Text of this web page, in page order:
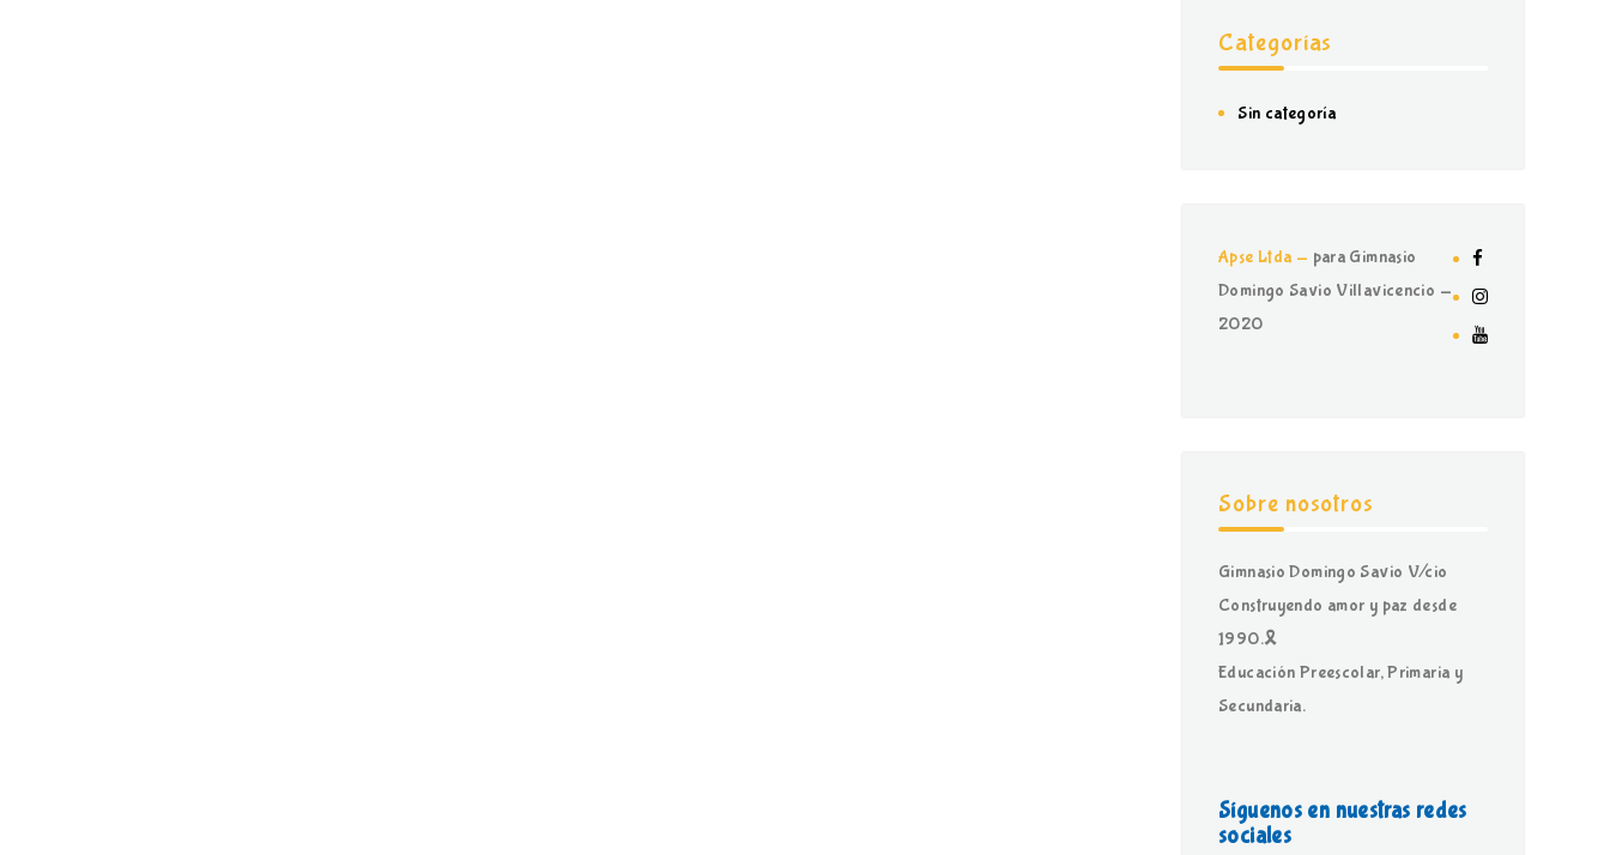
Categorías
Sin categoría
Apse Ltda - para Gimnasio
Domingo Savio Villavicencio -
2020
Sobre nosotros
Gimnasio Domingo Savio V/cio
Construyendo amor y paz desde
1990.🎗
Educación Preescolar, Primaria y
Secundaria.
Síguenos en nuestras redes
sociales